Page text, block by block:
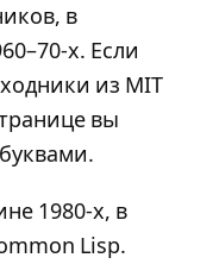
в
х. Если
из MIT
вы
1980-х, в
Lisp.